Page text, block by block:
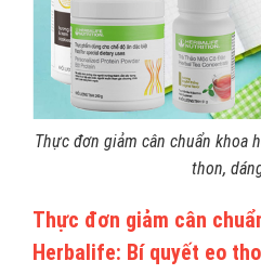
Thực đơn giảm cân chuẩn khoa
thon,
Thực đơn giảm cân
Herbalife: Bí quyết eo